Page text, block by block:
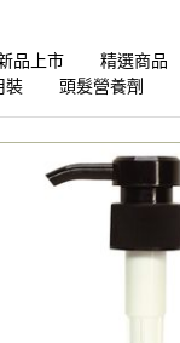
品上市 精選商品
裝 頭髮營養劑